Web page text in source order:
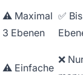
⚠️ Maximal
3 Ebenen
✅
⚠️ Einfache
❌